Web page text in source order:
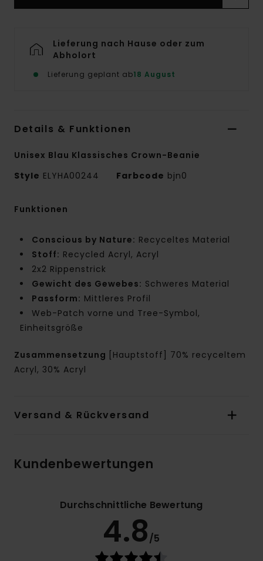
Lieferung nach Hause oder zum
Abholort
Lieferung geplant ab18 August
Details & Funktionen
Unisex Blau Klassisches Crown-Beanie
Style ELYHA00244 Farbcode bjn0
Funktionen
Conscious by Nature: Recyceltes Material
Stoff: Recycled Acryl, Acryl
2x2 Rippenstrick
Gewicht des Gewebes: Schweres Material
Passform: Mittleres Profil
Web-Patch vorne und Tree-Symbol,
Einheitsgröße
Zusammensetzung [Hauptstoff] 70% recyceltem
Acryl, 30% Acryl
Versand & Rückversand
Kundenbewertungen
Durchschnittliche Bewertung
4.8/5